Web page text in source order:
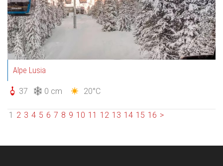
Alpe Lusia
37 0 cm 20°C
1 2 3 4 5 6 7 8 9 10 11 12 13 14 15 16 >